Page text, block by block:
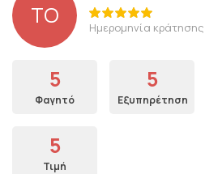
TO Ημερομηνία
5
Φαγητό
5
Εξυπηρέτηση
5
Τιμή